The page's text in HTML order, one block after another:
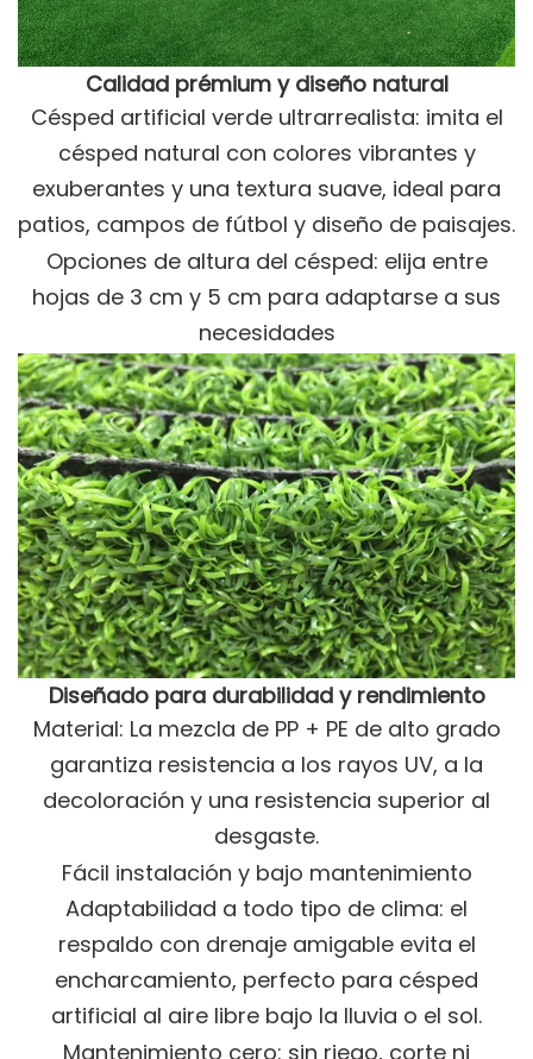
Calidad prémium y diseño natural
Césped artificial verde ultrarrealista: imita el
césped natural con colores vibrantes y
exuberantes y una textura suave, ideal para
patios, campos de fútbol y diseño de paisajes.
Opciones de altura del césped: elija entre
hojas de 3 cm y 5 cm para adaptarse a sus
necesidades
Diseñado para durabilidad y rendimiento
Material: La mezcla de PP + PE de alto grado
garantiza resistencia a los rayos UV, a la
decoloración y una resistencia superior al
desgaste.
Fácil instalación y bajo mantenimiento
Adaptabilidad a todo tipo de clima: el
respaldo con drenaje amigable evita el
encharcamiento, perfecto para césped
artificial al aire libre bajo la lluvia o el sol.
Mantenimiento cero: sin riego, corte ni